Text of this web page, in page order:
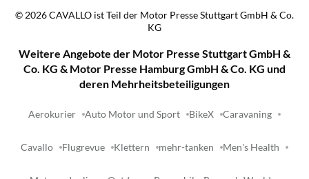
©2026CAVALLO ist Teil der Motor Presse Stuttgart GmbH & Co.
KG
Weitere Angebote der Motor Presse Stuttgart GmbH &
Co. KG & Motor Presse Hamburg GmbH & Co. KG und
deren Mehrheitsbeteiligungen
Aerokurier Auto Motor und Sport BikeX Caravaning
Cavallo Flugrevue Klettern mehr-tanken Men's Health